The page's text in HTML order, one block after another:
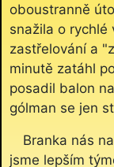
oboustranně
snažila o rychlé
zastřelování a
minutě zatáhl
posadil balon
gólman se jen
Branka nás
jsme lepším